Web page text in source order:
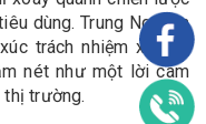
dùng. Trung Nguyên
trách nhiệm xã hội,
nét như một lời cam
trường.